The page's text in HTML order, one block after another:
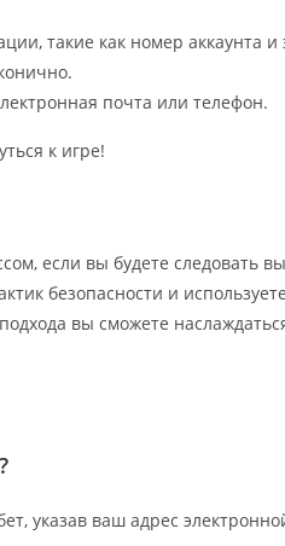
такие как номер аккаунта и
почта или телефон.
к игре!
если вы будете следовать
безопасности и
вы сможете
указав ваш адрес